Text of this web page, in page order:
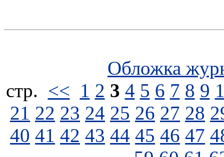
Обложка
стp. << 1 2 3 4 5 6 7 8 9
21 22 23 24 25 26 27 28
40 41 42 43 44 45 46 47